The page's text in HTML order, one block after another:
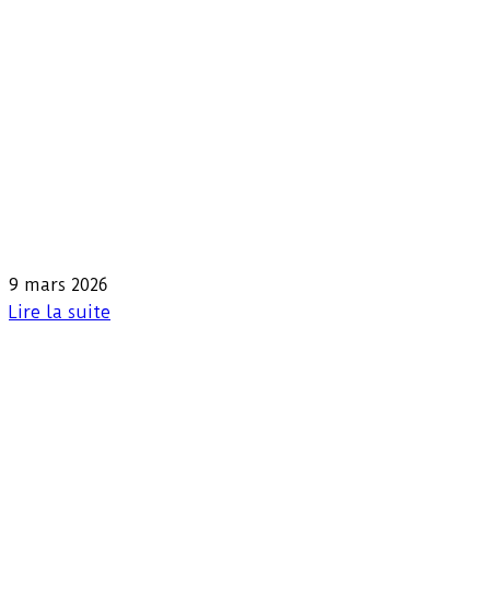
9 mars 2026
Lire la suite